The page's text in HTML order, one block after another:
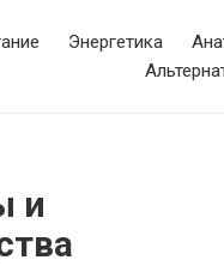
Энергетика
и